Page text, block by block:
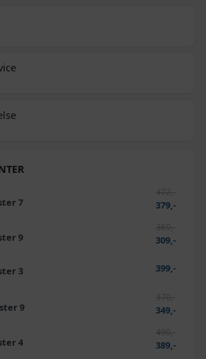
7
472,-
379,-
9
369,-
309,-
3 399,-
9
370,-
349,-
4
490,-
389,-